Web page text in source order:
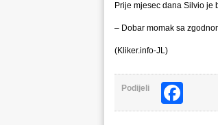
Prije mjesec dana Silvio je
– Dobar momak sa
(Kliker.info-JL)
Podijeli